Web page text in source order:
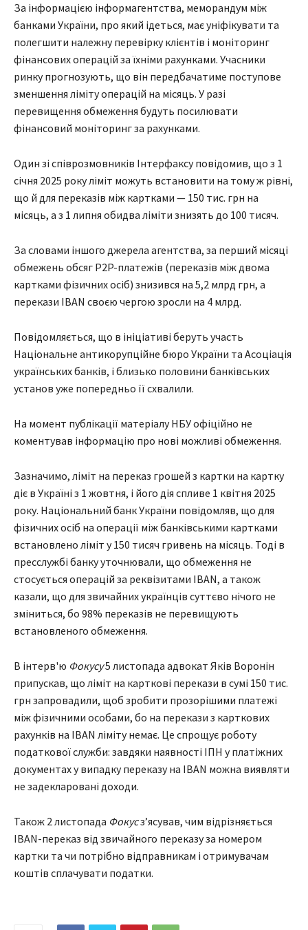
За інформацією інформагентства, меморандум між
банками України, про який ідеться, має уніфікувати та
полегшити належну перевірку клієнтів і моніторинг
фінансових операцій за їхніми рахунками. Учасники
ринку прогнозують, що він передбачатиме поступове
зменшення ліміту операцій на місяць. У разі
перевищення обмеження будуть посилювати
фінансовий моніторинг за рахунками.
Один зі співрозмовників Інтерфаксу повідомив, що з 1
січня 2025 року ліміт можуть встановити на тому ж рівні,
що й для переказів між картками — 150 тис. грн на
місяць, а з 1 липня обидва ліміти знизять до 100 тисяч.
За словами іншого джерела агентства, за перший місяці
обмежень обсяг P2P-платежів (переказів між двома
картками фізичних осіб) знизився на 5,2 млрд грн, а
перекази IBAN своєю чергою зросли на 4 млрд.
Повідомляється, що в ініціативі беруть участь
Національне антикорупційне бюро України та Асоціація
українських банків, і близько половини банківських
установ уже попередньо її схвалили.
На момент публікації матеріалу НБУ офіційно не
коментував інформацію про нові можливі обмеження.
Зазначимо, ліміт на переказ грошей з картки на картку
діє в Україні з 1 жовтня, і його дія спливе 1 квітня 2025
року. Національний банк України повідомляв, що для
фізичних осіб на операції між банківськими картками
встановлено ліміт у 150 тисяч гривень на місяць. Тоді в
пресслужбі банку уточнювали, що обмеження не
стосується операцій за реквізитами IBAN, а також
казали, що для звичайних українців суттєво нічого не
зміниться, бо 98% переказів не перевищують
встановленого обмеження.
В інтерв'ю Фокусу5 листопада адвокат Яків Воронін
припускав, що ліміт на карткові перекази в сумі 150 тис.
грн запровадили, щоб зробити прозорішими платежі
між фізичними особами, бо на перекази з карткових
рахунків на IBAN ліміту немає. Це спрощує роботу
податкової служби: завдяки наявності ІПН у платіжних
документах у випадку переказу на IBAN можна виявляти
не задекларовані доходи.
Також 2 листопада Фокусз’ясував, чим відрізняється
IBAN-переказ від звичайного переказу за номером
картки та чи потрібно відправникам і отримувачам
коштів сплачувати податки.